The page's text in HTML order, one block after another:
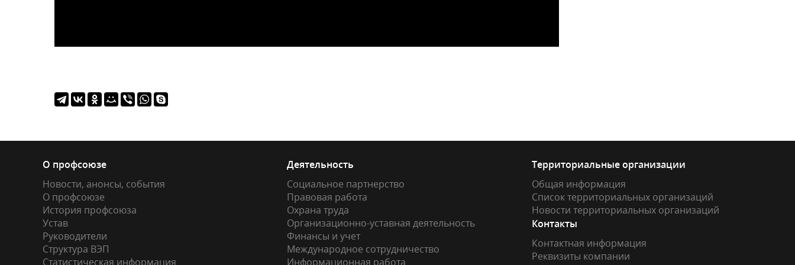
О профсоюзе
Новости, анонсы, события
О профсоюзе
История профсоюза
Устав
Руководители
Структура ВЭП
Статистическая информация
Деятельность
Социальное партнерство
Правовая работа
Охрана труда
Организационно-уставная деятельность
Финансы и учет
Международное сотрудничество
Информационная работа
Территориальные организации
Общая информация
Список территориальных организаций
Новости территориальных организаций
Контакты
Контактная информация
Реквизиты компании